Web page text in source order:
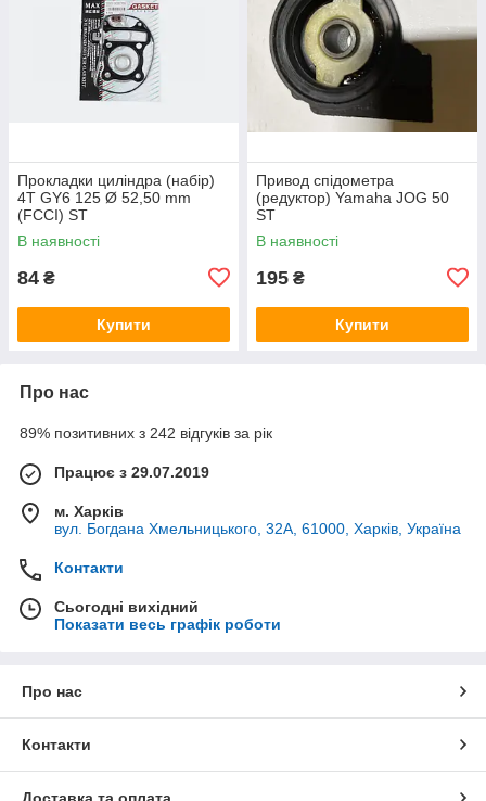
Прокладки циліндра (набір)
4T GY6 125 Ø 52,50 mm
(FCCI) ST
В наявності
84 ₴
Купити
Привод спідометра
(редуктор) Yamaha JOG 50
ST
В наявності
195 ₴
Купити
Про нас
89% позитивних з 242 відгуків за рік
Працює з 29.07.2019
м. Харків
вул. Богдана Хмельницького, 32А, 61000, Харків, Україна
Контакти
Сьогодні вихідний
Показати весь графік роботи
Про нас
Контакти